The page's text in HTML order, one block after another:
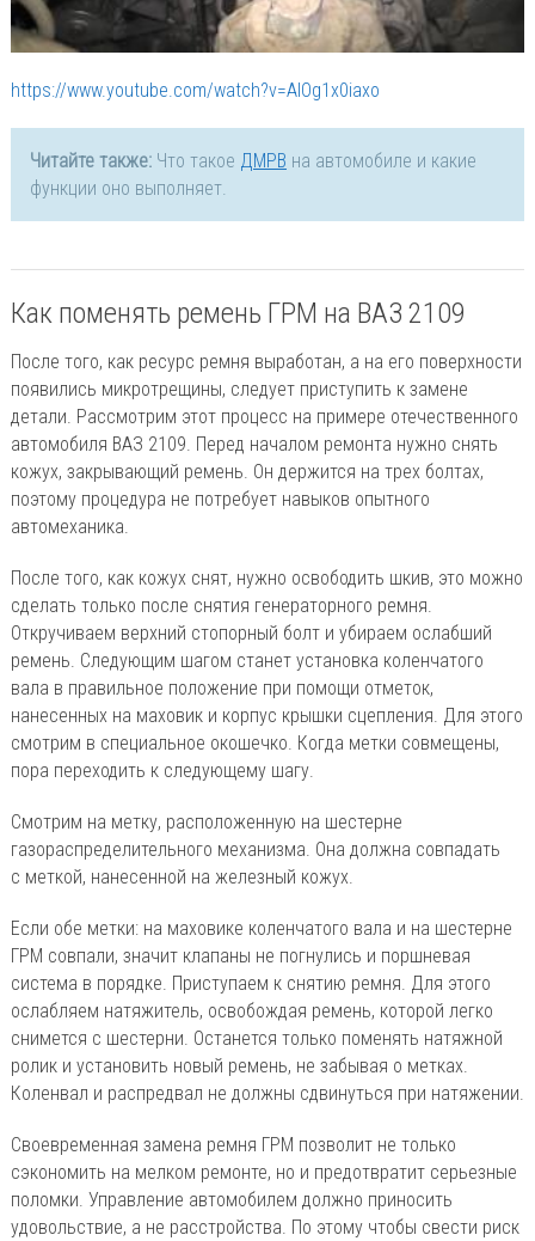
https://www.youtube.com/watch?v=AlOg1x0iaxo
Читайте также:Что такое ДМРВ на автомобиле и какие
функции оно выполняет.
Как поменять ремень ГРМ на ВАЗ 2109
После того, как ресурс ремня выработан, а на его поверхности
появились микротрещины, следует приступить к замене
детали. Рассмотрим этот процесс на примере отечественного
автомобиля ВАЗ 2109. Перед началом ремонта нужно снять
кожух, закрывающий ремень. Он держится на трех болтах,
поэтому процедура не потребует навыков опытного
автомеханика.
После того, как кожух снят, нужно освободить шкив, это можно
сделать только после снятия генераторного ремня.
Откручиваем верхний стопорный болт и убираем ослабший
ремень. Следующим шагом станет установка коленчатого
вала в правильное положение при помощи отметок,
нанесенных на маховик и корпус крышки сцепления. Для этого
смотрим в специальное окошечко. Когда метки совмещены,
пора переходить к следующему шагу.
Смотрим на метку, расположенную на шестерне
газораспределительного механизма. Она должна совпадать
с меткой, нанесенной на железный кожух.
Если обе метки: на маховике коленчатого вала и на шестерне
ГРМ совпали, значит клапаны не погнулись и поршневая
система в порядке. Приступаем к снятию ремня. Для этого
ослабляем натяжитель, освобождая ремень, которой легко
снимется с шестерни. Останется только поменять натяжной
ролик и установить новый ремень, не забывая о метках.
Коленвал и распредвал не должны сдвинуться при натяжении.
Своевременная замена ремня ГРМ позволит не только
сэкономить на мелком ремонте, но и предотвратит серьезные
поломки. Управление автомобилем должно приносить
удовольствие, а не расстройства. По этому чтобы свести риск